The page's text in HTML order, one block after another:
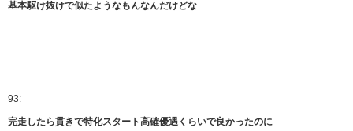
基本駆け抜けで似たようなもんなんだけどな
93:
完走したら貫きで特化スタート高確優遇くらいで良かったのに